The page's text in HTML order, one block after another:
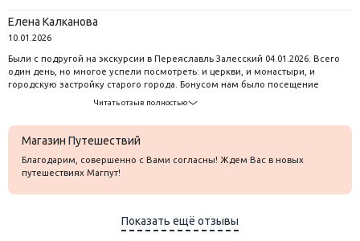
Елена Калканова
10.01.2026
Были с подругой на экскурсии в Переяславль Залесский 04.01.2026. Всего
один день, но многое успели посмотреть: и церкви, и монастыри, и
городскую застройку старого города. Бонусом нам было посещение
Плещеева озера у церкви сорока мучеников. Впервые попробовали
домой. Очень интересно было в музее ряпушки и русском парке. Жаль в
парке не проведено уличное освещение, но в избах с любовью
подобранные экспонаты: одежда 18-19 века, утварь, наглядная
демонстрация пословиц и поговорок. Вот что нужно показывать всем и
особенно школьникам, так это технические открытия нашей страны, где
Читать отзыв полностью
Магазин Путешествий
Благодарим, совершенно с Вами согласны! Ждем Вас в новых
путешествиях Магпут!
Показать ещё отзывы